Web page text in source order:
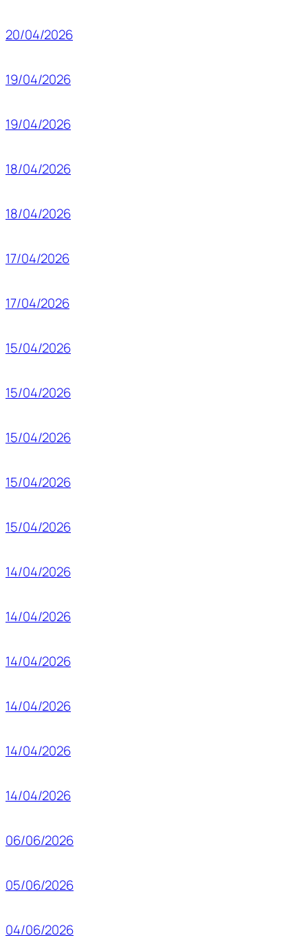
20/04/2026
19/04/2026
19/04/2026
18/04/2026
18/04/2026
17/04/2026
17/04/2026
15/04/2026
15/04/2026
15/04/2026
15/04/2026
15/04/2026
14/04/2026
14/04/2026
14/04/2026
14/04/2026
14/04/2026
14/04/2026
06/06/2026
05/06/2026
04/06/2026